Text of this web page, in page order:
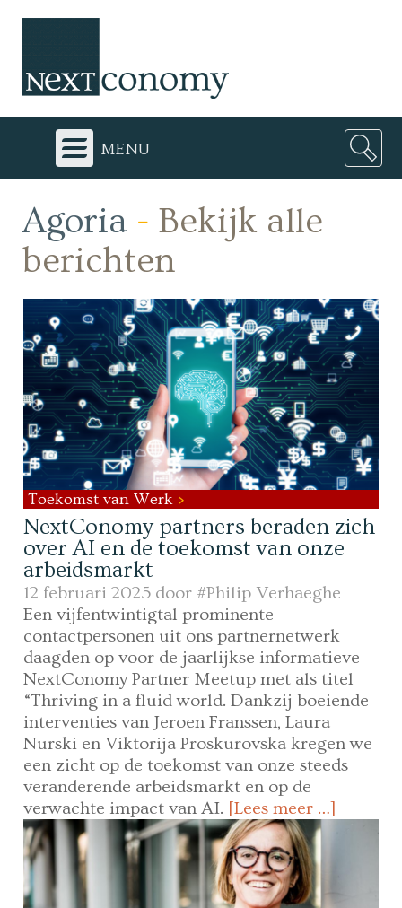
menu
Agoria - Bekijk alle
berichten
Toekomst van Werk
NextConomy partners beraden zich
over AI en de toekomst van onze
arbeidsmarkt
12 februari 2025 door #Philip Verhaeghe
Een vijfentwintigtal prominente
contactpersonen uit ons partnernetwerk
daagden op voor de jaarlijkse informatieve
NextConomy Partner Meetup met als titel
“Thriving in a fluid world. Dankzij boeiende
interventies van Jeroen Franssen, Laura
Nurski en Viktorija Proskurovska kregen we
een zicht op de toekomst van onze steeds
veranderende arbeidsmarkt en op de
verwachte impact van AI. [Lees meer …]